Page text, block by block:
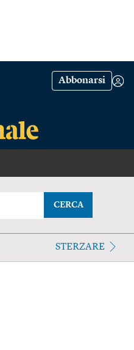
Abbonarsi
CERCA
STERZARE